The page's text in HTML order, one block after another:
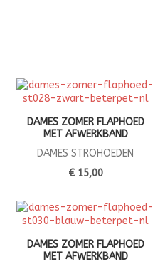
DAMES ZOMER FLAPHOED
MET AFWERKBAND
DAMES STROHOEDEN
€ 15,00
DAMES ZOMER FLAPHOED
MET AFWERKBAND